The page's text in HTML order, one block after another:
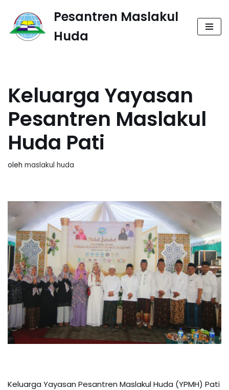
Lompat
Pesantren Maslakul
Huda
Keluarga Yayasan
Pesantren Maslakul
Huda Pati
oleh maslakul huda
Keluarga Yayasan Pesantren Maslakul Huda (YPMH) Pati